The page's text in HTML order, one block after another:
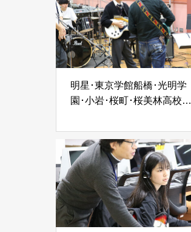
明星･東京学館船橋･光明学
園･小岩･桜町･桜美林高校の